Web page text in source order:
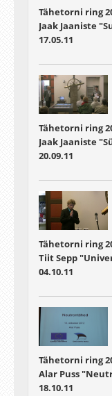
Tähetorni ring
Jaak Jaaniste
17.05.11
Tähetorni ring
Jaak Jaaniste
20.09.11
Tähetorni ring
Tiit Sepp
04.10.11
Tähetorni ring
Alar Puss
18.10.11